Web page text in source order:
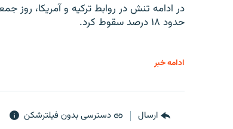
در ادامه تنش در روابط ترکیه و آمریکا، روز
حدود ۱۸ درصد سقوط کرد.
ادامه خبر
ارسال دسترسی بدون فیلترشکن